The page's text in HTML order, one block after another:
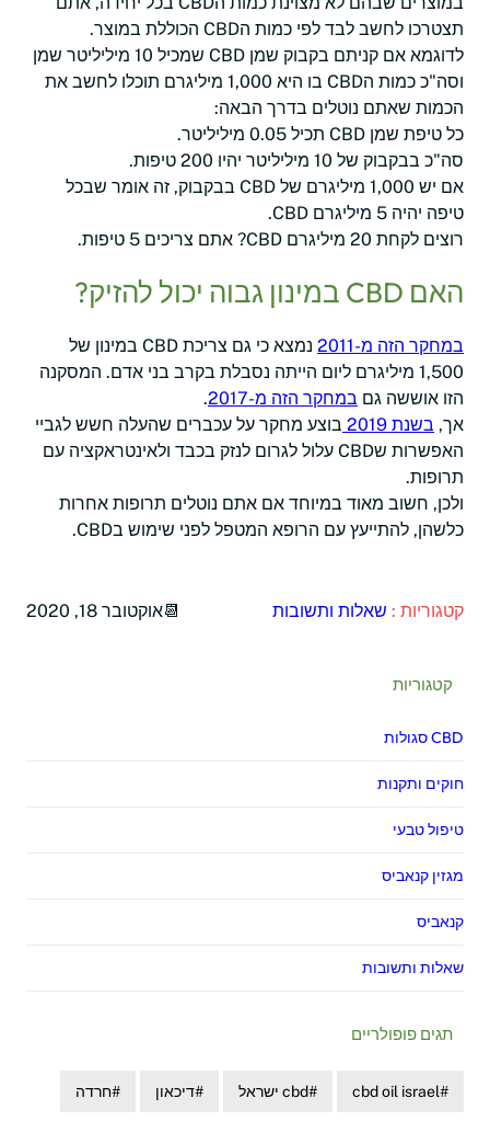
תצטרכו לחשב לבד לפי כמות הCBD הכוללת במוצר.
לדוגמא אם קניתם בקבוק שמן CBD שמכיל 10 מיליליטר שמן
וסה"כ כמות הCBD בו היא 1,000 מיליגרם תוכלו לחשב את
הכמות שאתם נוטלים בדרך הבאה:
כל טיפת שמן CBD תכיל 0.05 מיליליטר.
סה"כ בבקבוק של 10 מיליליטר יהיו 200 טיפות.
אם יש 1,000 מיליגרם של CBD בבקבוק, זה אומר שבכל
טיפה יהיה 5 מיליגרם CBD.
רוצים לקחת 20 מיליגרם CBD? אתם צריכים 5 טיפות.
האם CBD במינון גבוה יכול להזיק?
במחקר הזה מ-2011
נמצא כי גם צריכת CBD במינון של
1,500 מיליגרם ליום הייתה נסבלת בקרב בני אדם. המסקנה
הזו אוששה גם במחקר הזה מ-2017
.
אך, בשנת 2019
בוצע מחקר על עכברים שהעלה חשש לגביי
האפשרות שCBD עלול לגרום לנזק בכבד ולאינטראקציה עם
תרופות.
ולכן, חשוב מאוד במיוחד אם אתם נוטלים תרופות אחרות
כלשהן, להתייעץ עם הרופא המטפל לפני שימוש בCBD.
קטגוריות : שאלות ותשובות אוקטובר 18, 2020
קטגוריות
CBD סגולות
חוקים ותקנות
טיפול טבעי
מגזין קנאביס
קנאביס
שאלות ותשובות
תגים פופולריים
cbd oil israel cbd ישראל דיכאון חרדה